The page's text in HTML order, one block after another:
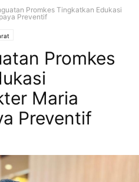
Promkes Tingkatkan Edukasi
Preventif
Promkes
Maria
Preventif